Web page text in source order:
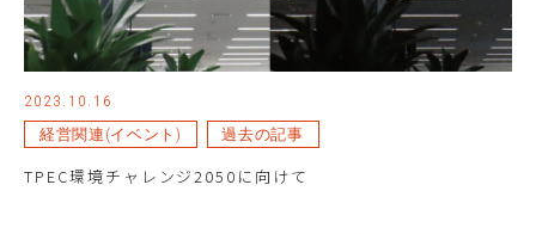
2023.10.16
経営関連(イベント)
過去の記事
TPEC環境チャレンジ2050に向けて